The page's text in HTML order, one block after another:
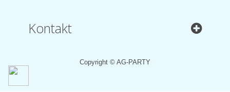
Kontakt
Copyright © AG-PARTY